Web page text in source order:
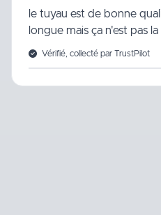
le tuyau est de bonne
longue mais ça n'est pas
Vérifié, collecté par TrustPilot